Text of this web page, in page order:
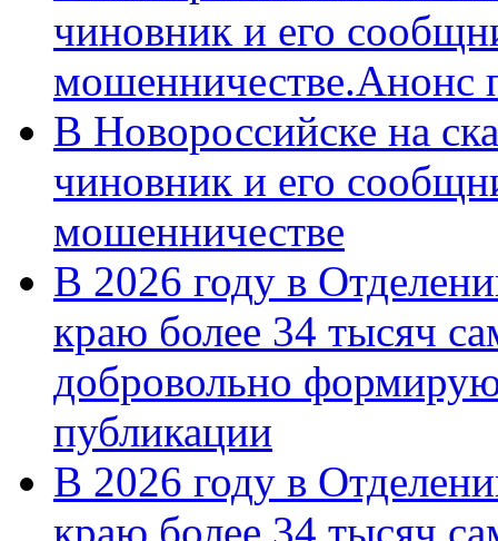
чиновник и его
мошенничестве.Анонс
В Новороссийске на
чиновник и его
мошенничестве
В 2026 году в
краю более 34 тысяч
добровольно
публикации
В 2026 году в